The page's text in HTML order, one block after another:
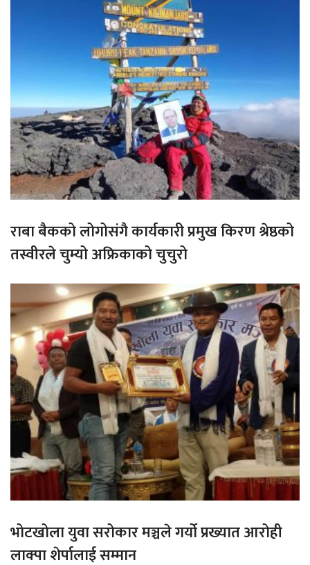
राबा बैकको लोगोसंगै कार्यकारी प्रमुख किरण श्रेष्ठको
तस्वीरले चुम्यो अफ्रिकाको चुचुरो
भोटखोला युवा सरोकार मञ्चले गर्यो प्रख्यात आरोही
लाक्पा शेर्पालाई सम्मान